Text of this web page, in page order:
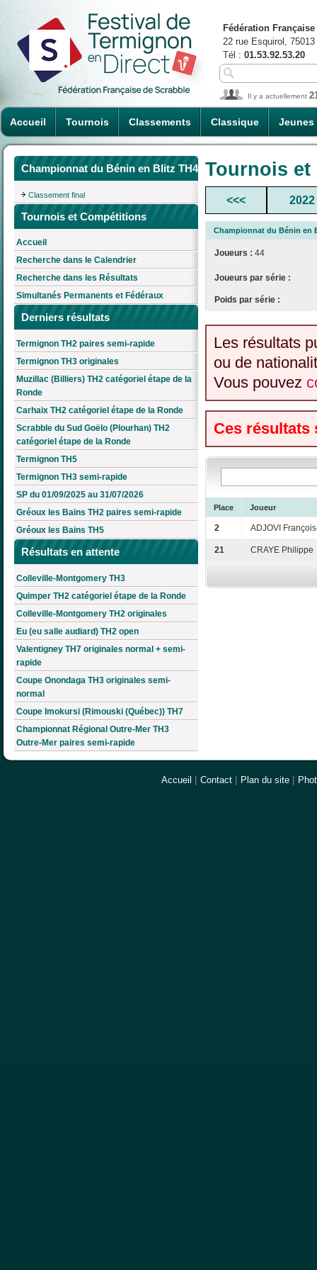
Accueil Tournois Classements Classique Jeunes
Fédération
22 rue Esquirol,
Tél : 01.53.92.53.20
Il y a actuellement
Championnat du Bénin en Blitz TH4
Classement final
Tournois et Compétitions
Accueil
Recherche dans le Calendrier
Recherche dans les Résultats
Simultanés Permanents et Fédéraux
Derniers résultats
Termignon TH2 paires semi-rapide
Termignon TH3 originales
Muzillac (Billiers) TH2 catégoriel étape de la
Ronde
Carhaix TH2 catégoriel étape de la Ronde
Scrabble du Sud Goëlo (Plourhan) TH2
catégoriel étape de la Ronde
Termignon TH5
Termignon TH3 semi-rapide
SP du 01/09/2025 au 31/07/2026
Gréoux les Bains TH2 paires semi-rapide
Gréoux les Bains TH5
Résultats en attente
Colleville-Montgomery TH3
Quimper TH2 catégoriel étape de la Ronde
Colleville-Montgomery TH2 originales
Eu (eu salle audiard) TH2 open
Valentigney TH7 originales normal + semi-
rapide
Coupe Onondaga TH3 originales semi-
normal
Coupe Imokursi (Rimouski (Québec)) TH7
Championnat Régional Outre-Mer TH3
Outre-Mer paires semi-rapide
Tournois
<<< 2022
Championnat du Bénin en
Joueurs : 44
Joueurs par série :
Poids par série :
Les résultats
ou de
Vous pouvez
Ces résultats
Place Joueur
2 ADJOVI
21 CRAYE Philippe
Accueil Contact Plan du site